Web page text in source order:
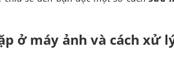
ở máy ảnh và cách xử